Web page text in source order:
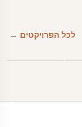
לכל הפרויקטים →